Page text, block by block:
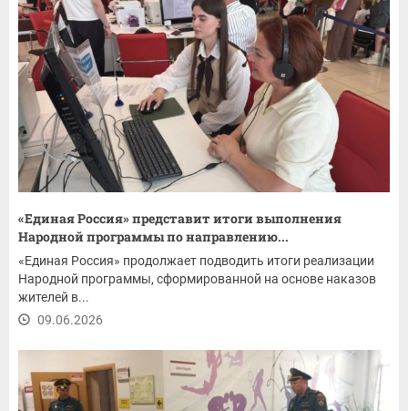
«Единая Россия» представит итоги выполнения
Народной программы по направлению...
«Единая Россия» продолжает подводить итоги реализации
Народной программы, сформированной на основе наказов
жителей в...
09.06.2026